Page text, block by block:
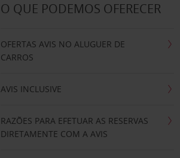
O QUE PODEMOS OFERECER
OFERTAS AVIS NO ALUGUER DE
CARROS
AVIS INCLUSIVE
RAZÕES PARA EFETUAR AS RESERVAS
DIRETAMENTE COM A AVIS